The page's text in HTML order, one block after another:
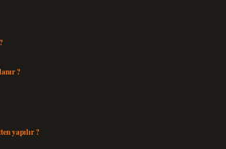
?
yapılır ?